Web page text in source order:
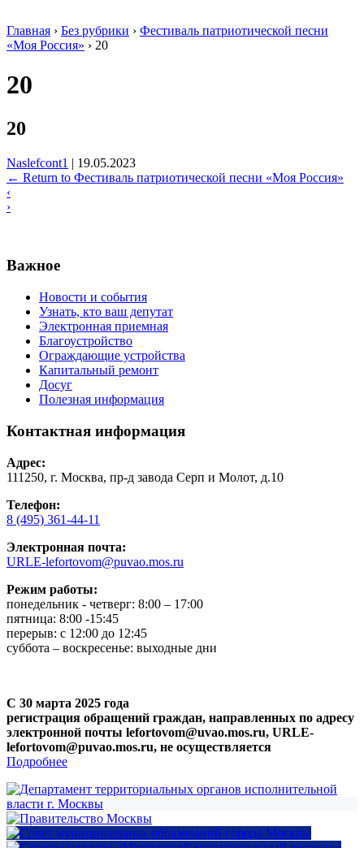
Главная › Без рубрики › Фестиваль патриотической песни
«Моя Россия» › 20
20
20
Naslefcont1 | 19.05.2023
← Return to Фестиваль патриотической песни «Моя Россия»
‹
›
Важное
Новости и события
Узнать, кто ваш депутат
Электронная приемная
Благоустройство
Ограждающие устройства
Капитальный ремонт
Досуг
Полезная информация
Контактная информация
Адрес:
111250, г. Москва, пр-д завода Серп и Молот, д.10
Телефон:
8 (495) 361-44-11
Электронная почта:
URLE-lefortovom@puvao.mos.ru
Режим работы:
понедельник - четверг: 8:00 – 17:00
пятница: 8:00 -15:45
перерыв: с 12:00 до 12:45
суббота – воскресенье: выходные дни
С 30 марта 2025 года
регистрация обращений граждан, направленных по адресу
электронной почты lefortovom@uvao.mos.ru, URLE-
lefortovom@puvao.mos.ru, не осуществляется
Подробнее